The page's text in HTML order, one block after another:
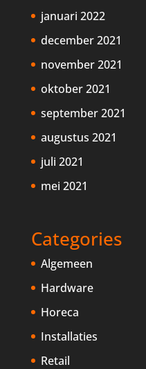
januari 2022
december 2021
november 2021
oktober 2021
september 2021
augustus 2021
juli 2021
mei 2021
Categories
Algemeen
Hardware
Horeca
Installaties
Retail